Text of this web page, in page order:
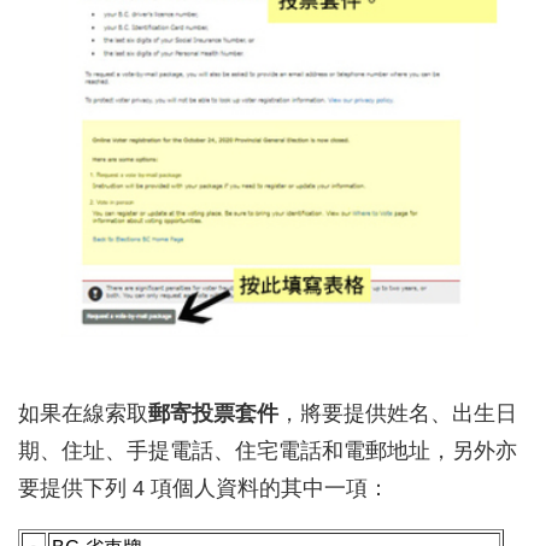
如果在線索取郵寄投票套件 ，將要提供姓名、出生日
期、住址、手提電話、住宅電話和電郵地址，另外亦
要提供下列 4 項個人資料的其中一項：